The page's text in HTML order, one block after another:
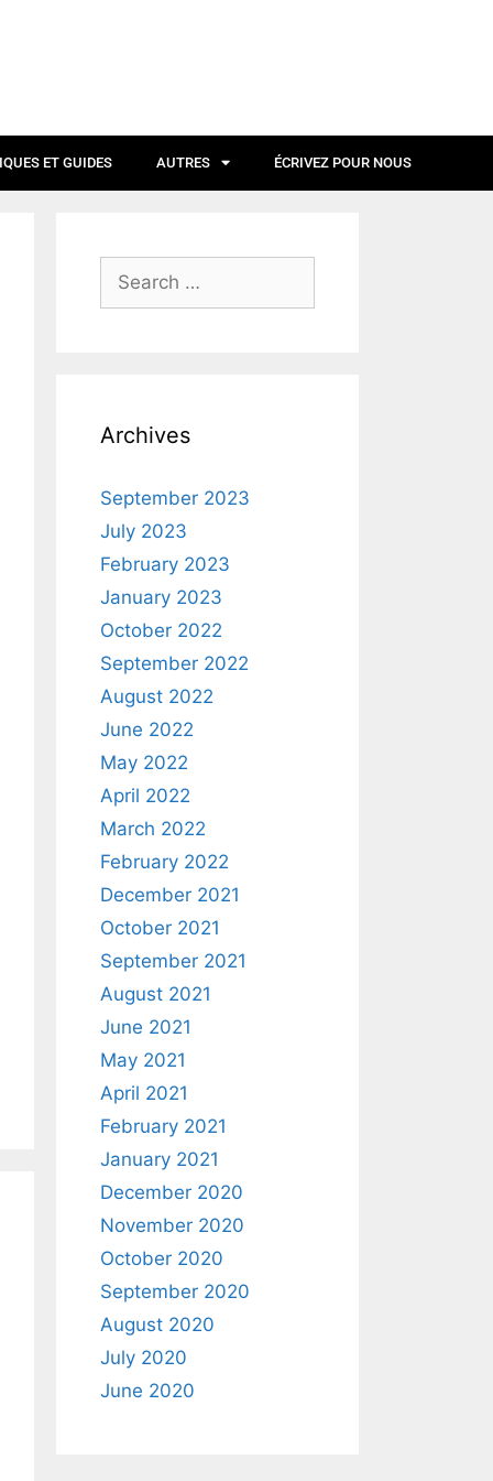
ET GUIDES AUTRES ÉCRIVEZ POUR NOUS
Archives
September 2023
July 2023
February 2023
January 2023
October 2022
September 2022
August 2022
June 2022
May 2022
April 2022
March 2022
February 2022
December 2021
October 2021
September 2021
August 2021
June 2021
May 2021
April 2021
February 2021
January 2021
December 2020
November 2020
October 2020
September 2020
August 2020
July 2020
June 2020